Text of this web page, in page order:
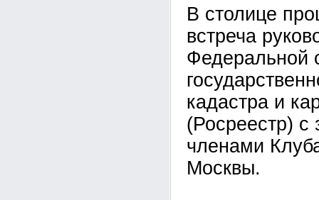
В столице
встреча
Федеральной
кадастра и
(Росреестр) с
членами
Москвы.